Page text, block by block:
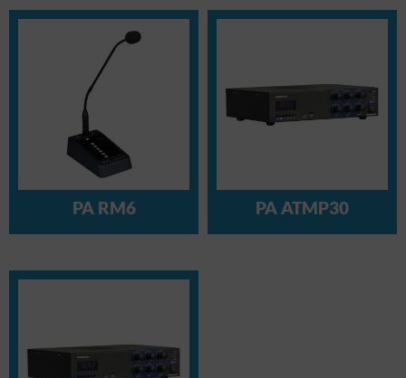
PA RM6 PA ATMP30